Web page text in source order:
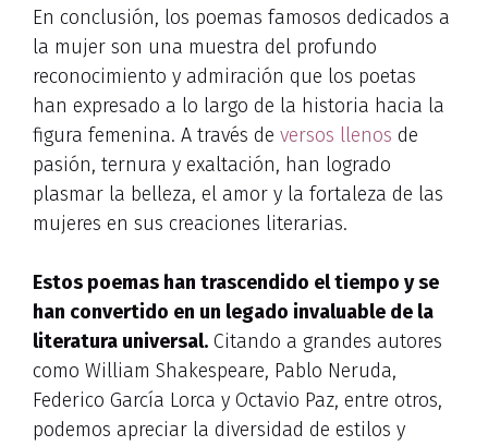
En conclusión, los poemas famosos dedicados a
la mujer son una muestra del profundo
reconocimiento y admiración que los poetas
han expresado a lo largo de la historia hacia la
figura femenina. A través de versos llenos de
pasión, ternura y exaltación, han logrado
plasmar la belleza, el amor y la fortaleza de las
mujeres en sus creaciones literarias.
Estos poemas han trascendido el tiempo y se
han convertido en un legado invaluable de la
literatura universal. Citando a grandes autores
como William Shakespeare, Pablo Neruda,
Federico García Lorca y Octavio Paz, entre otros,
podemos apreciar la diversidad de estilos y